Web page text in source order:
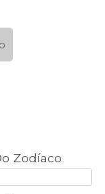
Zodíaco